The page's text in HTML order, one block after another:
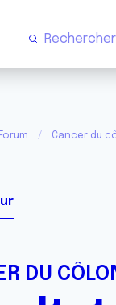
Forum Cancer du
DU